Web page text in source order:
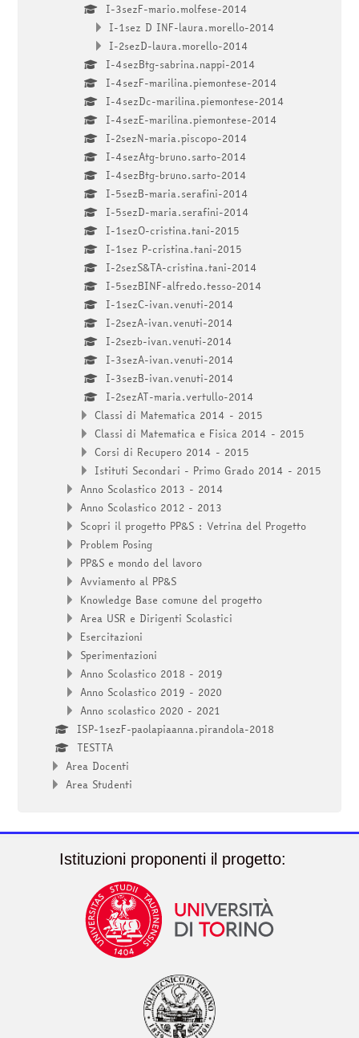
I-3sezF-mario.molfese-2014
I-1sez D INF-laura.morello-2014
I-2sezD-laura.morello-2014
I-4sezBtg-sabrina.nappi-2014
I-4sezF-marilina.piemontese-2014
I-4sezDc-marilina.piemontese-2014
I-4sezE-marilina.piemontese-2014
I-2sezN-maria.piscopo-2014
I-4sezAtg-bruno.sarto-2014
I-4sezBtg-bruno.sarto-2014
I-5sezB-maria.serafini-2014
I-5sezD-maria.serafini-2014
I-1sezO-cristina.tani-2015
I-1sez P-cristina.tani-2015
I-2sezS&TA-cristina.tani-2014
I-5sezBINF-alfredo.tesso-2014
I-1sezC-ivan.venuti-2014
I-2sezA-ivan.venuti-2014
I-2sezb-ivan.venuti-2014
I-3sezA-ivan.venuti-2014
I-3sezB-ivan.venuti-2014
I-2sezAT-maria.vertullo-2014
Classi di Matematica 2014 - 2015
Classi di Matematica e Fisica 2014 - 2015
Corsi di Recupero 2014 - 2015
Istituti Secondari - Primo Grado 2014 - 2015
Anno Scolastico 2013 - 2014
Anno Scolastico 2012 - 2013
Scopri il progetto PP&S : Vetrina del Progetto
Problem Posing
PP&S e mondo del lavoro
Avviamento al PP&S
Knowledge Base comune del progetto
Area USR e Dirigenti Scolastici
Esercitazioni
Sperimentazioni
Anno Scolastico 2018 - 2019
Anno Scolastico 2019 - 2020
Anno scolastico 2020 - 2021
ISP-1sezF-paolapiaanna.pirandola-2018
TESTTA
Area Docenti
Area Studenti
Istituzioni proponenti il progetto: